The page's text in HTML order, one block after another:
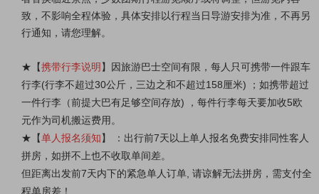
致，不影响全程体验，具体安排以行程当日导游安排为准，不再另
行通知，请您理解。
★ 【携带行李说明 】因旅游巴士空间有限，每人只可携带一件跟车
行李(行李不超过30公斤，三边之和不超过158厘米) ；如携带超过
一件行李（前提大巴有足够空间存放) ，每件行李每天要加收5欧
元作为司机搬运费用。
★ 【单人报名须知】 ：出行前7天以上单人报名免费安排同性客人
拼房，如拼不上也不收取单间差。
但距离出发前7天内下的紧急单人订单, 请谅解无法拼房，需支付全
程单房差！